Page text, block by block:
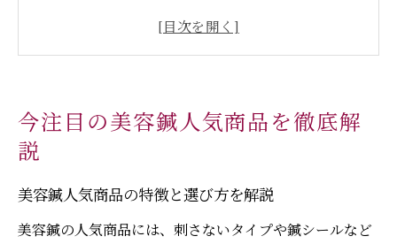
美容鍼人気商品の最新トレンドを紹介
美容鍼を使ったセルフケアの新常識
美容鍼セルフケアで得られる効果とは
美容鍼を使った新しいスキンケア法
やってはいけない美容鍼セルフケアの注意
今注目の美容鍼人気商品を徹底解
説
美容鍼人気商品の特徴と選び方を解説
美容鍼の人気商品には、刺さないタイプや鍼シールなど